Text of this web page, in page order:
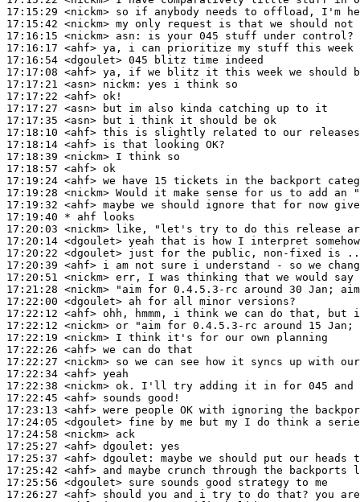
17:15:29 <nickm>
17:15:42 <nickm>
17:16:15 <nickm> asn:
17:16:17 <ahf>
17:16:54 <dgoulet>
17:17:08 <ahf>
17:17:21 <asn> nickm:
17:17:22 <ahf>
17:17:27 <asn>
17:17:35 <asn>
17:18:10 <ahf>
17:18:14 <ahf>
17:18:39 <nickm>
17:18:57 <ahf>
17:19:24 <ahf>
17:19:28 <nickm>
17:19:32 <ahf>
17:19:40 * ahf
looks
17:20:03 <nickm>
17:20:14 <dgoulet>
17:20:22 <dgoulet>
17:20:39 <ahf>
17:20:51 <nickm>
17:21:28 <nickm>
17:22:00 <dgoulet>
17:22:12 <ahf>
17:22:12 <nickm>
17:22:19 <nickm>
17:22:26 <ahf>
17:22:27 <nickm>
17:22:34 <ahf>
17:22:38 <nickm>
17:22:45 <ahf>
17:23:13 <ahf>
17:24:05 <dgoulet>
17:24:58 <nickm>
17:25:27 <ahf> dgoulet:
17:25:37 <ahf> dgoulet:
17:25:42 <ahf>
17:25:56 <dgoulet>
17:26:27 <ahf>